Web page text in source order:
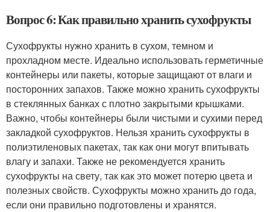
Вопрос 6: Как правильно хранить сухофрукты
Сухофрукты нужно хранить в сухом, темном и
прохладном месте. Идеально использовать герметичные
контейнеры или пакеты, которые защищают от влаги и
посторонних запахов. Также можно хранить сухофрукты
в стеклянных банках с плотно закрытыми крышками.
Важно, чтобы контейнеры были чистыми и сухими перед
закладкой сухофруктов. Нельзя хранить сухофрукты в
полиэтиленовых пакетах, так как они могут впитывать
влагу и запахи. Также не рекомендуется хранить
сухофрукты на свету, так как это может потерю цвета и
полезных свойств. Сухофрукты можно хранить до года,
если они правильно подготовлены и хранятся.